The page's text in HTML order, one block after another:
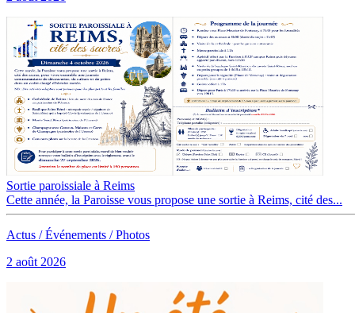
Sortie paroissiale à Reims
Cette année, la Paroisse vous propose une sortie à Reims, cité des...
Actus / Événements / Photos
2 août 2026